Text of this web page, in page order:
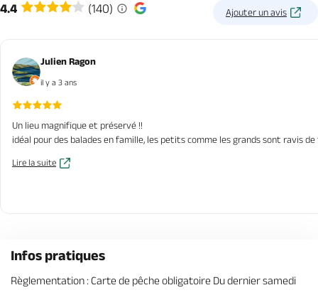
4.4 (140) Ajouter un avis
Julien Ragon
il y a 3 ans
Un lieu magnifique et préservé !!
idéal pour des balades en famille, les petits comme les grands sont ravis
Lire la suite
Infos pratiques
Règlementation : Carte de pêche obligatoire Du dernier samedi